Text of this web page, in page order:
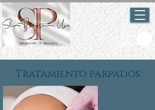
Tratamiento parpados